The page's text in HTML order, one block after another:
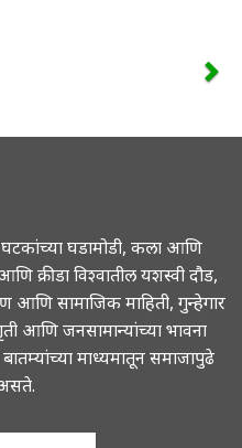
घटकांच्या घडामोडी, कला आणि
क्रीडा विश्वातील यशस्वी दौड,
आणि सामाजिक माहिती, गुन्हेगार
आणि जनसामान्यांच्या भावना
माध्यमातून समाजापुढे